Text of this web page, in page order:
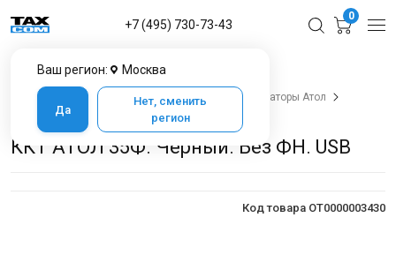
Ваш регион: Москва
Да
Нет, сменить
регион
+7 (495) 730-73-43
0
Фискальные регистраторы
Фискальные регистраторы Атол
ККТ АТОЛ 35Ф. Черный. Без ФН. USB
ККТ АТОЛ 35Ф. Черный. Без ФН. USB
Код товара OT0000003430